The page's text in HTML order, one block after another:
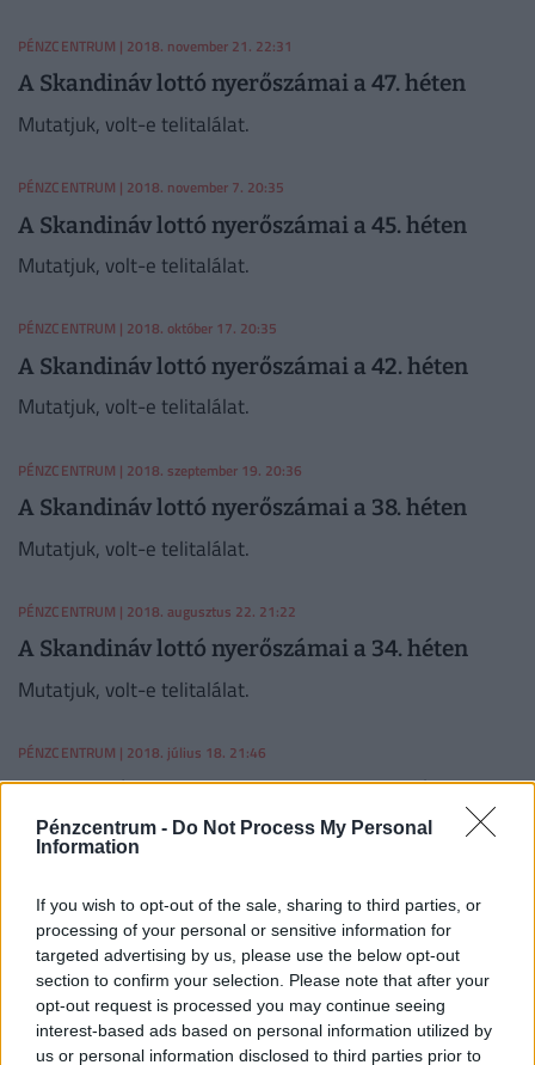
Pénzcentrum - Do Not Process My Personal
Information
If you wish to opt-out of the sale, sharing to third parties, or
processing of your personal or sensitive information for
targeted advertising by us, please use the below opt-out
section to confirm your selection. Please note that after your
opt-out request is processed you may continue seeing
interest-based ads based on personal information utilized by
us or personal information disclosed to third parties prior to
PÉNZCENTRUM | 2018. november 21. 22:31
A Skandináv lottó nyerőszámai a 47. héten
Mutatjuk, volt-e telitalálat.
PÉNZCENTRUM | 2018. november 7. 20:35
A Skandináv lottó nyerőszámai a 45. héten
Mutatjuk, volt-e telitalálat.
PÉNZCENTRUM | 2018. október 17. 20:35
A Skandináv lottó nyerőszámai a 42. héten
Mutatjuk, volt-e telitalálat.
PÉNZCENTRUM | 2018. szeptember 19. 20:36
A Skandináv lottó nyerőszámai a 38. héten
Mutatjuk, volt-e telitalálat.
PÉNZCENTRUM | 2018. augusztus 22. 21:22
A Skandináv lottó nyerőszámai a 34. héten
Mutatjuk, volt-e telitalálat.
PÉNZCENTRUM | 2018. július 18. 21:46
93,7 millió forintot nyert egy szerencsés a 29.
heti Skandináv lottón
Mutatjuk a nyerőszámokat.
PÉNZCENTRUM| 2018. június 20. 21:35
A Skandináv lottó 25. heti nyerőszámai
Mutatjuk a nyerőszámokat.